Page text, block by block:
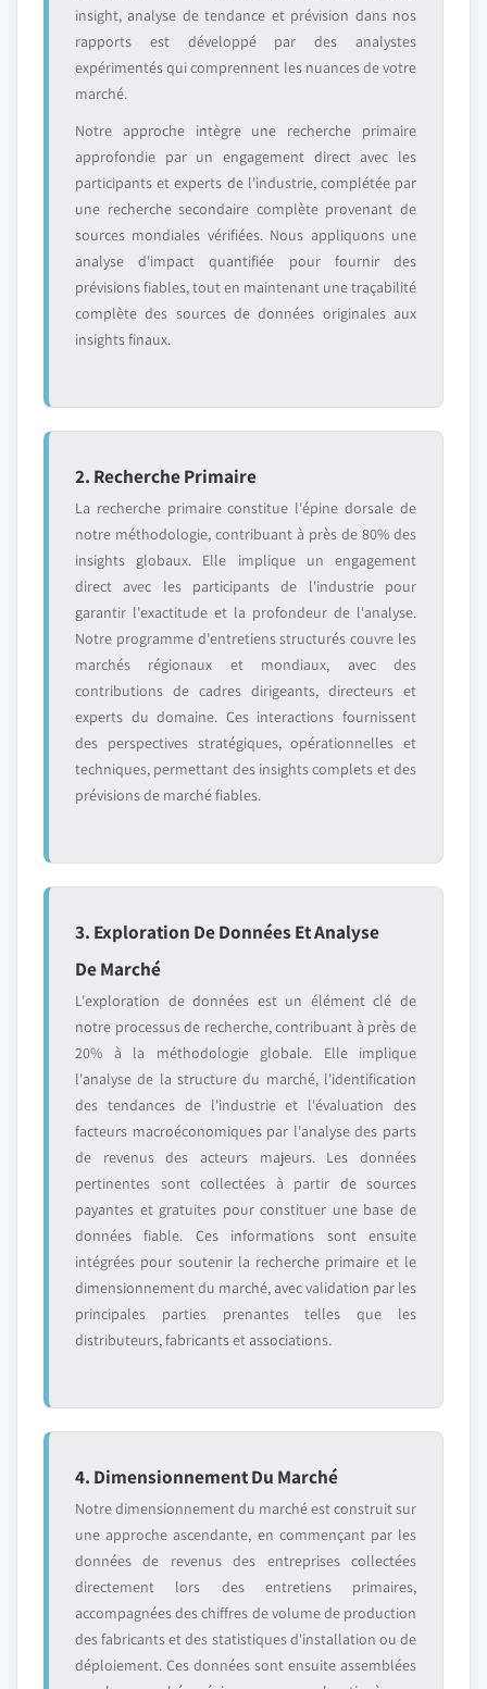
insight, analyse de tendance et prévision dans nos
rapports est développé par des analystes
expérimentés qui comprennent les nuances de votre
marché.
Notre approche intègre une recherche primaire
approfondie par un engagement direct avec les
participants et experts de l'industrie, complétée par
une recherche secondaire complète provenant de
sources mondiales vérifiées. Nous appliquons une
analyse d'impact quantifiée pour fournir des
prévisions fiables, tout en maintenant une traçabilité
complète des sources de données originales aux
insights finaux.
2. Recherche Primaire
La recherche primaire constitue l'épine dorsale de
notre méthodologie, contribuant à près de 80% des
insights globaux. Elle implique un engagement
direct avec les participants de l'industrie pour
garantir l'exactitude et la profondeur de l'analyse.
Notre programme d'entretiens structurés couvre les
marchés régionaux et mondiaux, avec des
contributions de cadres dirigeants, directeurs et
experts du domaine. Ces interactions fournissent
des perspectives stratégiques, opérationnelles et
techniques, permettant des insights complets et des
prévisions de marché fiables.
3. Exploration De Données Et Analyse
De Marché
L'exploration de données est un élément clé de
notre processus de recherche, contribuant à près de
20% à la méthodologie globale. Elle implique
l'analyse de la structure du marché, l'identification
des tendances de l'industrie et l'évaluation des
facteurs macroéconomiques par l'analyse des parts
de revenus des acteurs majeurs. Les données
pertinentes sont collectées à partir de sources
payantes et gratuites pour constituer une base de
données fiable. Ces informations sont ensuite
intégrées pour soutenir la recherche primaire et le
dimensionnement du marché, avec validation par les
principales parties prenantes telles que les
distributeurs, fabricants et associations.
4. Dimensionnement Du Marché
Notre dimensionnement du marché est construit sur
une approche ascendante, en commençant par les
données de revenus des entreprises collectées
directement lors des entretiens primaires,
accompagnées des chiffres de volume de production
des fabricants et des statistiques d'installation ou de
déploiement. Ces données sont ensuite assemblées